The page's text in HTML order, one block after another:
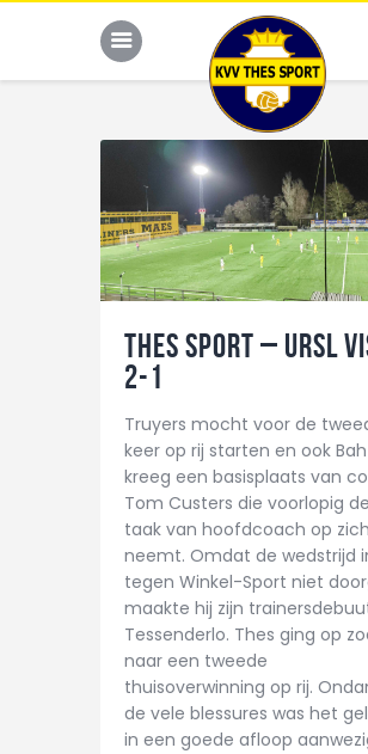
JONG THES
G-VOETBAL
JEUGD
HOME
KALENDER
TEAM
NIEUWS
DE CLUB
CONTACT
THES Sport – URSL
2-1
Truyers mocht voor de
keer op rij starten en ook Bah
kreeg een basisplaats van
Tom Custers die voorlopig de
taak van hoofdcoach op zich
neemt. Omdat de wedstrijd
tegen Winkel-Sport niet
maakte hij zijn
Tessenderlo. Thes ging op
naar een tweede
thuisoverwinning op rij.
de vele blessures was het
in een goede afloop